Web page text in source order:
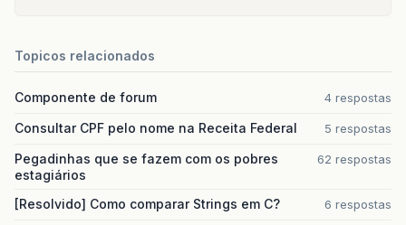
Topicos relacionados
Componente de forum 4 respostas
Consultar CPF pelo nome na Receita Federal 5 respostas
Pegadinhas que se fazem com os pobres
estagiários
62 respostas
[Resolvido] Como comparar Strings em C? 6 respostas